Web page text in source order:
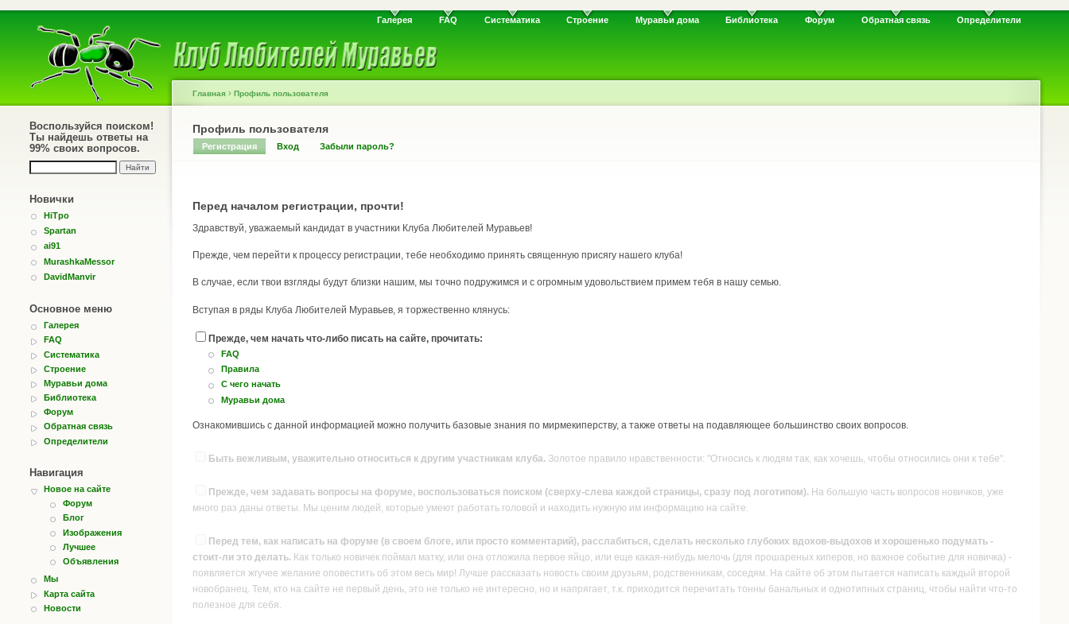
Галерея FAQ Систематика Строение Муравьи дома Библиотека Форум Обратная связь Определители
Воспользуйся поиском!
Ты найдешь ответы на
99% своих вопросов.
Новички
HiTpo
Spartan
ai91
MurashkaMessor
DavidManvir
Основное меню
Галерея
FAQ
Систематика
Строение
Муравьи дома
Библиотека
Форум
Обратная связь
Определители
Навигация
Новое на сайте
Форум
Блог
Изображения
Лучшее
Объявления
Мы
Карта сайта
Новости
Главная › Профиль пользователя
Профиль пользователя
Регистрация Вход Забыли пароль?
Перед началом регистрации, прочти!
Здравствуй, уважаемый кандидат в участники Клуба Любителей Муравьев!
Прежде, чем перейти к процессу регистрации, тебе необходимо принять священную присягу нашего клуба!
В случае, если твои взгляды будут близки нашим, мы точно подружимся и с огромным удовольствием примем тебя в нашу семью.
Вступая в ряды Клуба Любителей Муравьев, я торжественно клянусь:
Прежде, чем начать что-либо писать на сайте, прочитать:
FAQ
Правила
С чего начать
Муравьи дома
Ознакомившись с данной информацией можно получить базовые знания по мирмекиперству, а также ответы на подавляющее большинство своих вопросов.
Быть вежливым, уважительно относиться к другим участникам клуба. Золотое правило нравственности: "Относись к людям так, как хочешь, чтобы относились они к тебе".
Прежде, чем задавать вопросы на форуме, воспользоваться поиском (сверху-слева каждой страницы, сразу под логотипом). На большую часть вопросов новичков, уже
много раз даны ответы. Мы ценим людей, которые умеют работать головой и находить нужную им информацию на сайте.
Перед тем, как написать на форуме (в своем блоге, или просто комментарий), расслабиться, сделать несколько глубоких вдохов-выдохов и хорошенько подумать -
стоит-ли это делать. Как только новичек поймал матку, или она отложила первое яйцо, или еще какая-нибудь мелочь (для прошареных киперов, но важное событие для новичка) -
появляется жгучее желание оповестить об этом весь мир! Лучше рассказать новость своим друзьям, родственникам, соседям. На сайте об этом пытается написать каждый второй
новобранец. Тем, кто на сайте не первый день, это не только не интересно, но и напрягает, т.к. приходится перечитать тонны банальных и однотипных страниц, чтобы найти что-то
полезное для себя.